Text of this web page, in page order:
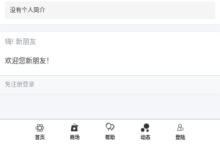
没有个人简介
嗨! 新朋友
欢迎您新朋友！
免注册登录
首页 商场 帮助 动态 登陆